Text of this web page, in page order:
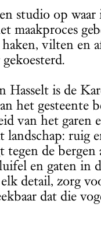
studio op
maakproces
vilten en
Hasselt is de
het gesteente
van het garen
ruig
de bergen
en gaten in
detail, zorg
dat die